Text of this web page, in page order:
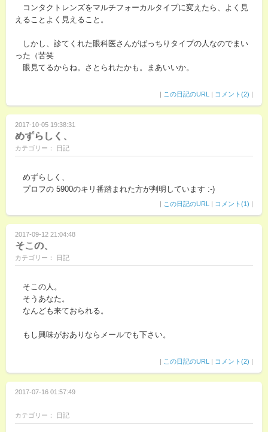
コンタクトレンズをマルチフォーカルタイプに変えたら、よく見
えることよく見えること。
しかし、診てくれた眼科医さんがばっちりタイプの人なのでまい
った（苦笑
眼見てるからね。さとられたかも。まあいいか。
| この日記のURL | コメント(2) |
2017-10-05 19:38:31
めずらしく、
カテゴリー： 日記
めずらしく、
プロフの 5900のキリ番踏まれた方が判明しています :-)
| この日記のURL | コメント(1) |
2017-09-12 21:04:48
そこの、
カテゴリー： 日記
そこの人。
そうあなた。
なんども来ておられる。
もし興味がおありならメールでも下さい。
| この日記のURL | コメント(2) |
2017-07-16 01:57:49
カテゴリー： 日記